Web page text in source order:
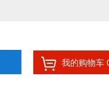
我的购物车